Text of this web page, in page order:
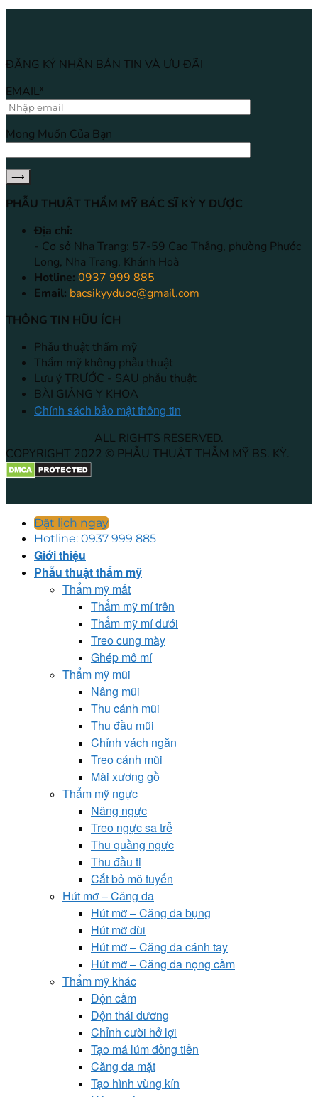
ĐĂNG KÝ NHẬN BẢN TIN VÀ ƯU ĐÃI
EMAIL*
Mong Muốn Của Bạn
PHẪU THUẬT THẨM MỸ BÁC SĨ KỲ Y DƯỢC
Địa chỉ:
- Cơ sở Nha Trang: 57-59 Cao Thắng, phường Phước
Long, Nha Trang, Khánh Hoà
Hotline: 0937 999 885
Email: bacsikyyduoc@gmail.com
THÔNG TIN HŨU ÍCH
Phẫu thuật thẩm mỹ
Thẩm mỹ không phẫu thuật
Lưu ý TRƯỚC - SAU phẫu thuật
BÀI GIẢNG Y KHOA
Chính sách bảo mật thông tin
ALL RIGHTS RESERVED.
COPYRIGHT 2022 © PHẪU THUẬT THẪM MỸ BS. KỲ.
Đặt lịch ngay
Hotline: 0937 999 885
Giới thiệu
Phẫu thuật thẩm mỹ
Thẩm mỹ mắt
Thẩm mỹ mí trên
Thẩm mỹ mí dưới
Treo cung mày
Ghép mô mí
Thẩm mỹ mũi
Nâng mũi
Thu cánh mũi
Thu đầu mũi
Chỉnh vách ngăn
Treo cánh mũi
Mài xương gồ
Thẩm mỹ ngực
Nâng ngực
Treo ngực sa trễ
Thu quầng ngực
Thu đầu ti
Cắt bỏ mô tuyến
Hút mỡ – Căng da
Hút mỡ – Căng da bụng
Hút mỡ đùi
Hút mỡ – Căng da cánh tay
Hút mỡ – Căng da nọng cằm
Thẩm mỹ khác
Độn cằm
Độn thái dương
Chỉnh cười hở lợi
Tạo má lúm đồng tiền
Căng da mặt
Tạo hình vùng kín